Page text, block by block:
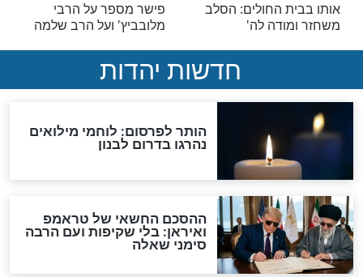
"שתזכו לגדלו
אושר
בקליפ הודיה לה'
מפורסמים